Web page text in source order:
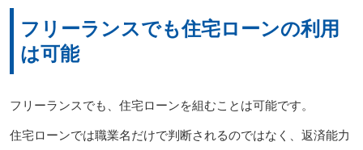
フリーランスでも住宅ローンの利用
は可能
フリーランスでも、住宅ローンを組むことは可能です。
住宅ローンでは職業名だけで判断されるのではなく、返済能力